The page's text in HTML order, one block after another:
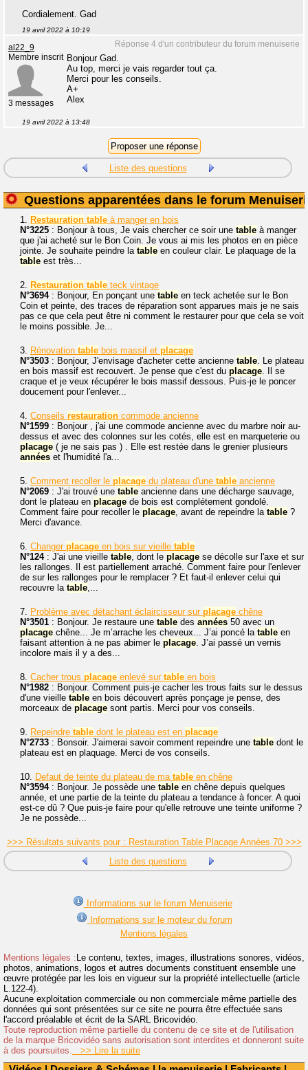
Cordialement. Gad
19 avril 2022 à 10:19
Réponse 4 d'un contributeur du forum menuiserie
al22_9
Membre inscrit
3 messages
Bonjour Gad.
Au top, merci je vais regarder tout ça.
Merci pour les conseils.
A+
Alex
19 avril 2022 à 13:48
Liste des questions
Questions apparentées dans le forum
1. Restauration table à manger en bois
N°3225 : Bonjour à tous, Je vais chercher ce soir une table à manger
que j'ai acheté sur le Bon Coin. Je vous ai mis les photos en en pièce
jointe. Je souhaite peindre la table en couleur clair. Le plaquage de la
table est très...
2. Restauration table teck vintage
N°3694: Bonjour, En ponçant une table en teck achetée sur le Bon
Coin et peinte, des traces de réparation sont apparues mais je ne sais
pas ce que cela peut être ni comment le restaurer pour que cela se voit
le moins possible. Je...
3. Rénovation table bois massif et placage
N°3503 : Bonjour, J'envisage d'acheter cette ancienne table. Le plateau
en bois massif est recouvert. Je pense que c'est du placage. Il se
craque et je veux récupérer le bois massif dessous. Puis-je le poncer
doucement pour l'enlever...
4. Conseils restauration commode ancienne
N°1599 : Bonjour , j'ai une commode ancienne avec du marbre noir au-
dessus et avec des colonnes sur les cotés, elle est en marqueterie ou
placage ( je ne sais pas ) . Elle est restée dans le grenier plusieurs
années et l'humidité l'a...
5. Comment recoller le placage du plateau d'une table ancienne
N°2069 : J'ai trouvé une table ancienne dans une décharge sauvage,
dont le plateau en placage de bois est complétement gondolé.
Comment faire pour recoller le placage, avant de repeindre la table ?
Merci d'avance.
6. Changer placage en bois sur vieille table
N°124: J'ai une vieille table, dont le placage se décolle sur l'axe et sur
les rallonges. Il est partiellement arraché. Comment faire pour l'enlever
de sur les rallonges pour le remplacer ? Et faut-il enlever celui qui
recouvre la table,...
7. Problème avec détachant éclaircisseur sur placage chêne
N°3501 : Bonjour. Je restaure une table des années 50 avec un
placage chêne... Je m’arrache les cheveux... J’ai poncé la table en
faisant attention à ne pas abimer le placage. J’ai passé un vernis
incolore mais il y a des...
8. Cacher trous placage enlevé sur table en bois
N°1982 : Bonjour. Comment puis-je cacher les trous faits sur le dessus
d'une vieille table en bois découvert après ponçage je pense, des
morceaux de placage sont partis. Merci pour vos conseils.
9. Repeindre table dont le plateau est en placage
N°2733 : Bonsoir. J'aimerai savoir comment repeindre une table dont le
plateau est en plaquage. Merci de vos conseils.
10. Defaut de teinte du plateau de ma table en chêne
N°3594: Bonjour. Je possède une table en chêne depuis quelques
année, et une partie de la teinte du plateau a tendance à foncer. A quoi
est-ce dû ? Que puis-je faire pour qu'elle retrouve une teinte uniforme ?
Je ne possède...
>>> Résultats suivants pour : Restauration Table Placage Années 70 >>>
Liste des questions
Informations sur le forum Menuiserie
Informations sur le moteur du forum
Mentions légales
Mentions légales : Le contenu, textes, images, illustrations sonores, vidéos,
photos, animations, logos et autres documents constituent ensemble une
œuvre protégée par les lois en vigueur sur la propriété intellectuelle (article
L.122-4).
Aucune exploitation commerciale ou non commerciale même partielle des
données qui sont présentées sur ce site ne pourra être effectuée sans
l'accord préalable et écrit de la SARL Bricovidéo.
Toute reproduction même partielle du contenu de ce site et de l'utilisation
de la marque Bricovidéo sans autorisation sont interdites et donneront suite
à des poursuites. >> Lire la suite